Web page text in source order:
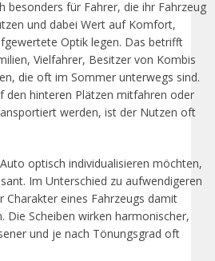
besonders für Fahrer, die ihr Fahrzeug
und dabei Wert auf Komfort,
Optik legen. Das betrifft
Vielfahrer, Besitzer von Kombis
die oft im Sommer unterwegs sind.
den hinteren Plätzen mitfahren oder
werden, ist der Nutzen oft
optisch individualisieren möchten,
Im Unterschied zu aufwendigeren
Charakter eines Fahrzeugs damit
Die Scheiben wirken harmonischer,
und je nach Tönungsgrad oft